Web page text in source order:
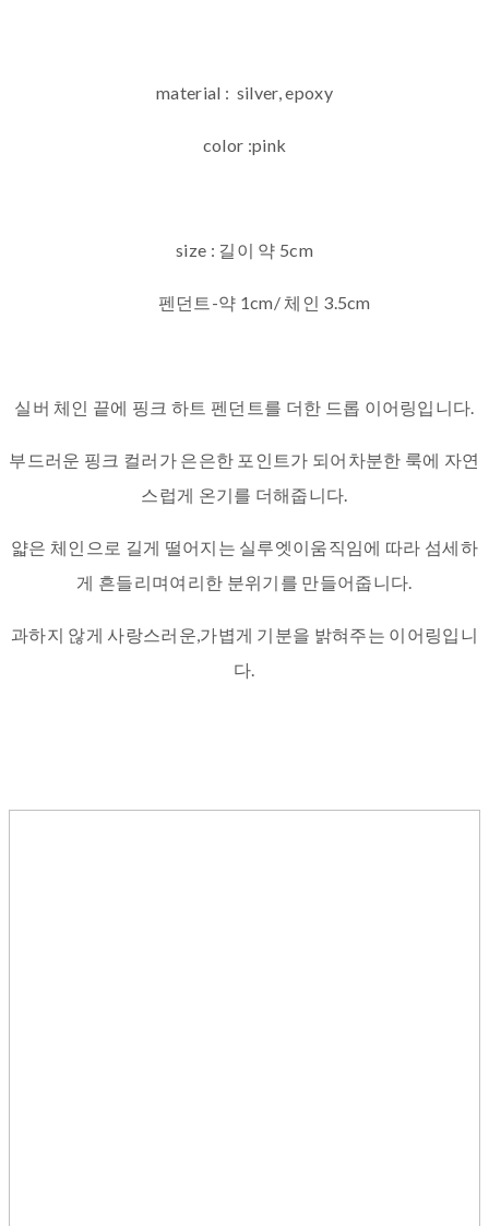
material : silver, epoxy
color :pink
size : 길이 약 5cm
펜던트-약 1cm/ 체인 3.5cm
실버 체인 끝에 핑크 하트 펜던트를 더한 드롭 이어링입니다.
부드러운 핑크 컬러가 은은한 포인트가 되어차분한 룩에 자연
스럽게 온기를 더해줍니다.
얇은 체인으로 길게 떨어지는 실루엣이움직임에 따라 섬세하
게 흔들리며여리한 분위기를 만들어줍니다.
과하지 않게 사랑스러운,가볍게 기분을 밝혀주는 이어링입니
다.